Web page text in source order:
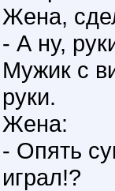
Жена,
- А ну,
Мужик с
руки.
Жена:
- Опять
играл!?